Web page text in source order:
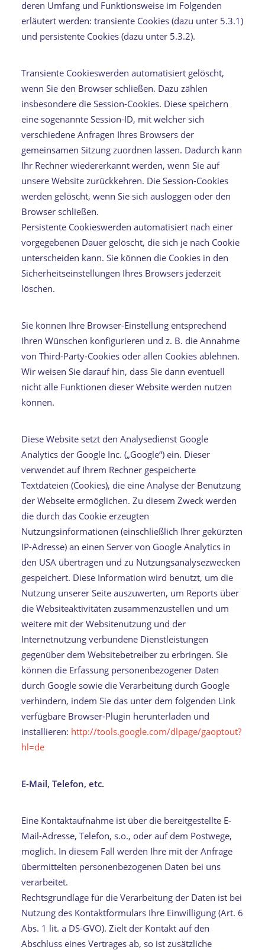
deren Umfang und Funktionsweise im Folgenden
erläutert werden: transiente Cookies (dazu unter 5.3.1)
und persistente Cookies (dazu unter 5.3.2).
Transiente Cookieswerden automatisiert gelöscht,
wenn Sie den Browser schließen. Dazu zählen
insbesondere die Session-Cookies. Diese speichern
eine sogenannte Session-ID, mit welcher sich
verschiedene Anfragen Ihres Browsers der
gemeinsamen Sitzung zuordnen lassen. Dadurch kann
Ihr Rechner wiedererkannt werden, wenn Sie auf
unsere Website zurückkehren. Die Session-Cookies
werden gelöscht, wenn Sie sich ausloggen oder den
Browser schließen.
Persistente Cookieswerden automatisiert nach einer
vorgegebenen Dauer gelöscht, die sich je nach Cookie
unterscheiden kann. Sie können die Cookies in den
Sicherheitseinstellungen Ihres Browsers jederzeit
löschen.
Sie können Ihre Browser-Einstellung entsprechend
Ihren Wünschen konfigurieren und z. B. die Annahme
von Third-Party-Cookies oder allen Cookies ablehnen.
Wir weisen Sie darauf hin, dass Sie dann eventuell
nicht alle Funktionen dieser Website werden nutzen
können.
Diese Website setzt den Analysedienst Google
Analytics der Google Inc. („Google“) ein. Dieser
verwendet auf Ihrem Rechner gespeicherte
Textdateien (Cookies), die eine Analyse der Benutzung
der Webseite ermöglichen. Zu diesem Zweck werden
die durch das Cookie erzeugten
Nutzungsinformationen (einschließlich Ihrer gekürzten
IP-Adresse) an einen Server von Google Analytics in
den USA übertragen und zu Nutzungsanalysezwecken
gespeichert. Diese Information wird benutzt, um die
Nutzung unserer Seite auszuwerten, um Reports über
die Websiteaktivitäten zusammenzustellen und um
weitere mit der Websitenutzung und der
Internetnutzung verbundene Dienstleistungen
gegenüber dem Websitebetreiber zu erbringen. Sie
können die Erfassung personenbezogener Daten
durch Google sowie die Verarbeitung durch Google
verhindern, indem Sie das unter dem folgenden Link
verfügbare Browser-Plugin herunterladen und
installieren: http://tools.google.com/dlpage/gaoptout?
hl=de
E-Mail, Telefon, etc.
Eine Kontaktaufnahme ist über die bereitgestellte E-
Mail-Adresse, Telefon, s.o., oder auf dem Postwege,
möglich. In diesem Fall werden Ihre mit der Anfrage
übermittelten personenbezogenen Daten bei uns
verarbeitet.
Rechtsgrundlage für die Verarbeitung der Daten ist bei
Nutzung des Kontaktformulars Ihre Einwilligung (Art. 6
Abs. 1 lit. a DS-GVO). Zielt der Kontakt auf den
Abschluss eines Vertrages ab, so ist zusätzliche